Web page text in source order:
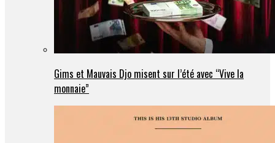
Gims et Mauvais Djo misent sur l’été avec “Vive la
monnaie”